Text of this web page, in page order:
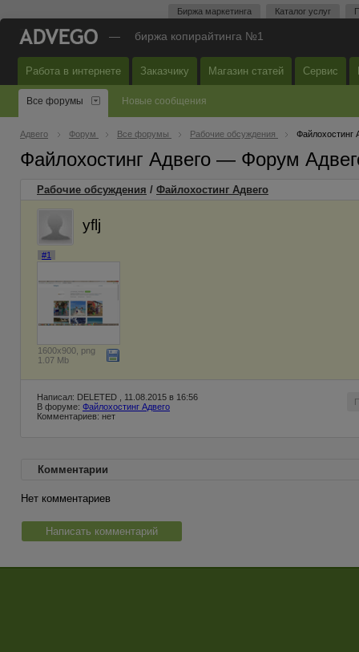
Биржа маркетинга Каталог услуг
— биржа копирайтинга №1
Работа в интернете Заказчику Магазин статей Сервис
Все форумы Новые сообщения
Адвего Форум Все форумы Рабочие обсуждения Файлохостинг
Файлохостинг Адвего — Форум
Рабочие обсуждения / Файлохостинг Адвего
yflj
#1
1600x900, png
1.07 Mb
Написал: DELETED , 11.08.2015 в 16:56
В форуме: Файлохостинг Адвего
Комментариев: нет
Комментарии
Нет комментариев
Написать комментарий